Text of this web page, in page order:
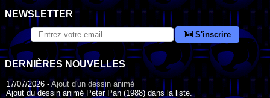
NEWSLETTER
S'inscrire
DERNIÈRES NOUVELLES
17/07/2026 - Ajout d'un dessin animé
Ajout du dessin animé Peter Pan (1988) dans la liste.